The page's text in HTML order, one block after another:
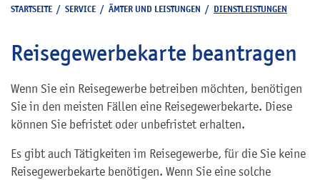
STARTSEITE / SERVICE / ÄMTER UND LEISTUNGEN / DIENSTLEISTUNGEN
Reisegewerbekarte beantragen
Wenn Sie ein Reisegewerbe betreiben möchten, benötigen
Sie in den meisten Fällen eine Reisegewerbekarte. Diese
können Sie befristet oder unbefristet erhalten.
Es gibt auch Tätigkeiten im Reisegewerbe, für die Sie keine
Reisegewerbekarte benötigen. Wenn Sie eine solche